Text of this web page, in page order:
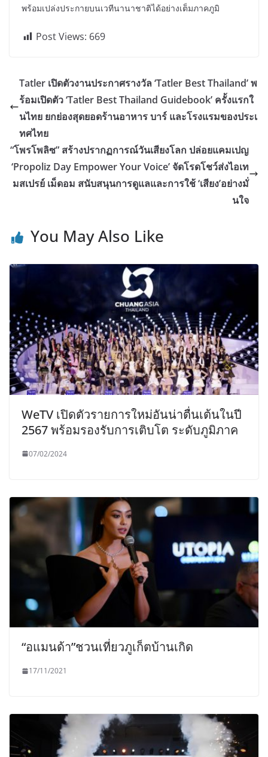
พร้อมเปล่งประกายบนเวทีนานาชาติได้อย่างเต็มภาคภูมิ
Post Views: 669
Tatler เปิดตัวงานประกาศรางวัล ‘Tatler Best Thailand’ พ
ร้อมเปิดตัว ‘Tatler Best Thailand Guidebook’ ครั้งแรกใ
นไทย ยกย่องสุดยอดร้านอาหาร บาร์ และโรงแรมของประเ
ทศไทย
“โพรโพลิซ” สร้างปรากฏการณ์วันเสียงโลก ปล่อยแคมเปญ
‘Propoliz Day Empower Your Voice’ จัดโรดโชว์ส่งไอเท
มสเปรย์ เม็ดอม สนับสนุนการดูแลและการใช้ ‘เสียง’อย่างมั่
นใจ
You May Also Like
WeTV เปิดตัวรายการใหม่อันน่าตื่นเต้นในปี
2567 พร้อมรองรับการเติบโต ระดับภูมิภาค
07/02/2024
“อแมนด้า”ชวนเที่ยวภูเก็ตบ้านเกิด
17/11/2021